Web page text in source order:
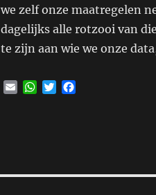
we zelf onze maatregelen
dagelijks alle rotzooi van
te zijn aan wie we onze
W
T